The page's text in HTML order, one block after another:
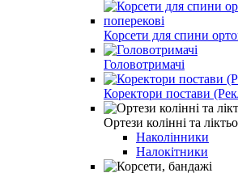
Корсети для спини
Головотримачі
Коректори постави
Ортези колінні та
Наколінники
Налокітники